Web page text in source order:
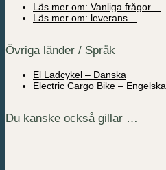
Läs mer om: Vanliga frågor…
Läs mer om: leverans…
Övriga länder / Språk
El Ladcykel – Danska
Electric Cargo Bike – Engelska
Du kanske också gillar …